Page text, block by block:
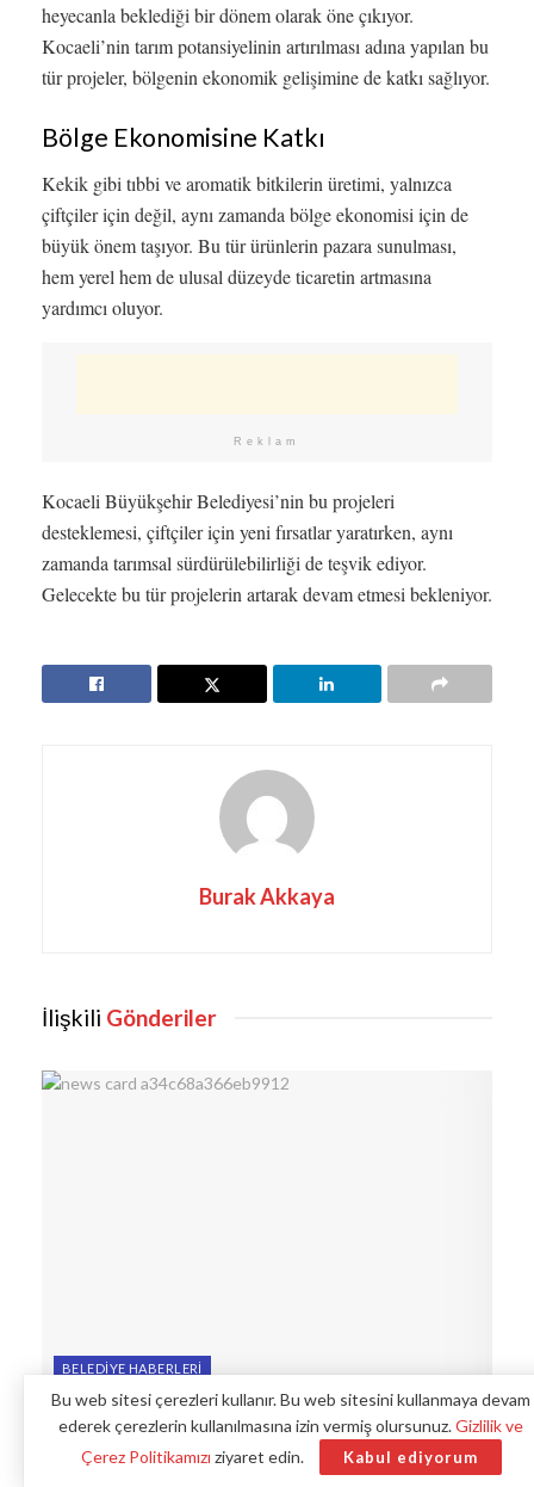
heyecanla beklediği bir dönem olarak öne çıkıyor.
Kocaeli’nin tarım potansiyelinin artırılması adına yapılan bu
tür projeler, bölgenin ekonomik gelişimine de katkı sağlıyor.
Bölge Ekonomisine Katkı
Kekik gibi tıbbi ve aromatik bitkilerin üretimi, yalnızca
çiftçiler için değil, aynı zamanda bölge ekonomisi için de
büyük önem taşıyor. Bu tür ürünlerin pazara sunulması,
hem yerel hem de ulusal düzeyde ticaretin artmasına
yardımcı oluyor.
Reklam
Kocaeli Büyükşehir Belediyesi’nin bu projeleri
desteklemesi, çiftçiler için yeni fırsatlar yaratırken, aynı
zamanda tarımsal sürdürülebilirliği de teşvik ediyor.
Gelecekte bu tür projelerin artarak devam etmesi bekleniyor.
Burak Akkaya
İlişkili Gönderiler
BELEDIYE HABERLERI
Balıkesir Erdek’te Zincirli Şezlonglar ve
Şemsiyeler Toplandı
Bu web sitesi çerezleri kullanır. Bu web sitesini kullanmaya devam
ederek çerezlerin kullanılmasına izin vermiş olursunuz.Gizlilik ve
Çerez Politikamızı ziyaret edin. Kabul ediyorum